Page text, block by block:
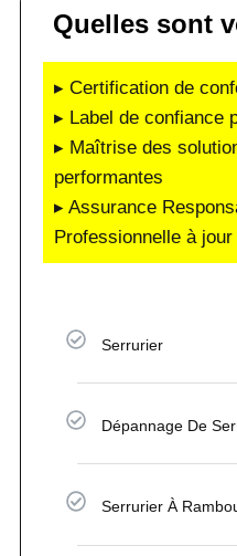
Quelles sont
▸ Certification de
▸ Label de confiance
▸ Maîtrise des
performantes
▸ Assurance
Professionnelle à jour
Serrurier
Dépannage De
Serrurier À